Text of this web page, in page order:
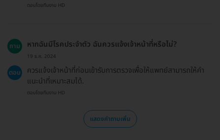
ตอบโดยทีมงาน HD
ถาม หากฉันมีโรคประจำตัว ฉันควรแจ้งเจ้าหน้าที่หรือไม่?
19 ธ.ค. 2024
ตอบ
ควรแจ้งเจ้าหน้าที่ก่อนเข้ารับการตรวจเพื่อให้แพทย์สามารถให้คำ
แนะนำที่เหมาะสมได้.
ตอบโดยทีมงาน HD
แสดงคำถามเพิ่ม